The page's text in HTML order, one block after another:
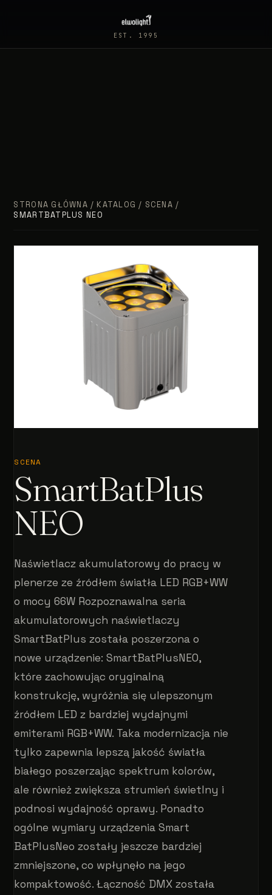
EST. 1995
STRONA GŁÓWNA / KATALOG / SCENA /
SMARTBATPLUS NEO
SCENA
SmartBatPlus
NEO
Naświetlacz akumulatorowy do pracy w
plenerze ze źródłem światła LED RGB+WW
o mocy 66W Rozpoznawalna seria
akumulatorowych naświetlaczy
SmartBatPlus została poszerzona o
nowe urządzenie: SmartBatPlusNEO,
które zachowując oryginalną
konstrukcję, wyróżnia się ulepszonym
źródłem LED z bardziej wydajnymi
emiterami RGB+WW. Taka modernizacja nie
tylko zapewnia lepszą jakość światła
białego poszerzając spektrum kolorów,
ale również zwiększa strumień świetlny i
podnosi wydajność oprawy. Ponadto
ogólne wymiary urządzenia Smart
BatPlusNeo zostały jeszcze bardziej
zmniejszone, co wpłynęło na jego
kompaktowość. Łączność DMX została